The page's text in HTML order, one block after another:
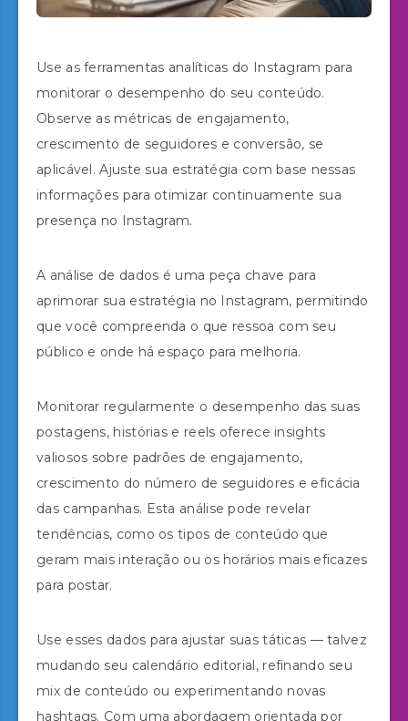
Use as ferramentas analíticas do Instagram para
monitorar o desempenho do seu conteúdo.
Observe as métricas de engajamento,
crescimento de seguidores e conversão, se
aplicável. Ajuste sua estratégia com base nessas
informações para otimizar continuamente sua
presença no Instagram.
A análise de dados é uma peça chave para
aprimorar sua estratégia no Instagram, permitindo
que você compreenda o que ressoa com seu
público e onde há espaço para melhoria.
Monitorar regularmente o desempenho das suas
postagens, histórias e reels oferece insights
valiosos sobre padrões de engajamento,
crescimento do número de seguidores e eficácia
das campanhas. Esta análise pode revelar
tendências, como os tipos de conteúdo que
geram mais interação ou os horários mais eficazes
para postar.
Use esses dados para ajustar suas táticas — talvez
mudando seu calendário editorial, refinando seu
mix de conteúdo ou experimentando novas
hashtags. Com uma abordagem orientada por